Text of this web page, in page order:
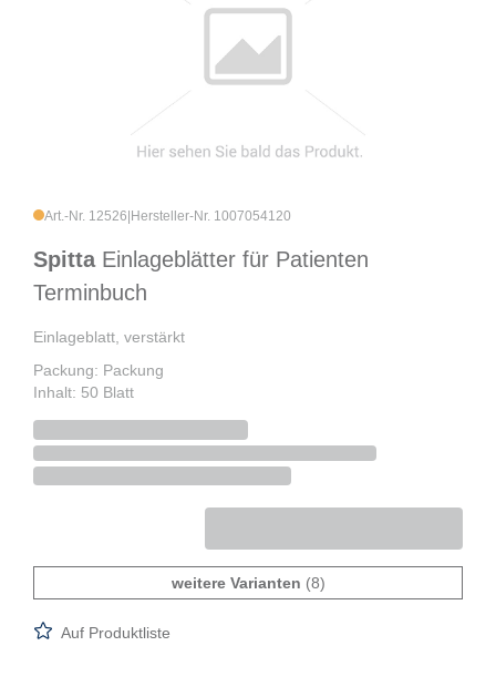
Art.-Nr. 12526 Hersteller-Nr. 1007054120
Spitta Einlageblätter für Patienten
Terminbuch
Einlageblatt, verstärkt
Packung: Packung
Inhalt: 50 Blatt
weitere Varianten (8)
Auf Produktliste